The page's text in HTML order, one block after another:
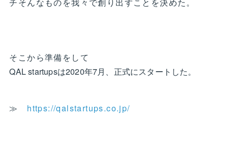
そこから準備をして
QAL startupsは2020年7月、正式にスタートした。
≫ https://qalstartups.co.jp/